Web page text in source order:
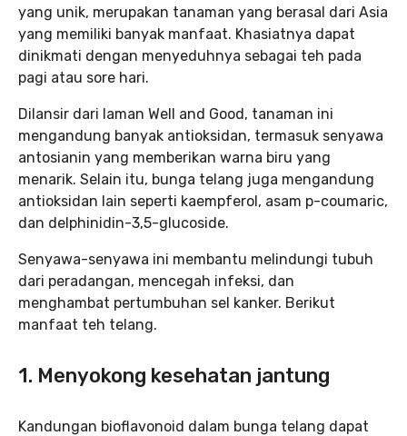
yang unik, merupakan tanaman yang berasal dari Asia
yang memiliki banyak manfaat. Khasiatnya dapat
dinikmati dengan menyeduhnya sebagai teh pada
pagi atau sore hari.
Dilansir dari laman Well and Good, tanaman ini
mengandung banyak antioksidan, termasuk senyawa
antosianin yang memberikan warna biru yang
menarik. Selain itu, bunga telang juga mengandung
antioksidan lain seperti kaempferol, asam p-coumaric,
dan delphinidin-3,5-glucoside.
Senyawa-senyawa ini membantu melindungi tubuh
dari peradangan, mencegah infeksi, dan
menghambat pertumbuhan sel kanker. Berikut
manfaat teh telang.
1. Menyokong kesehatan jantung
Kandungan bioflavonoid dalam bunga telang dapat